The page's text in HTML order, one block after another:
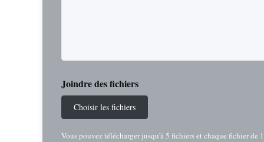
Joindre des fichiers
Choisir les fichiers
Vous pouvez télécharger jusqu'à 5 fichiers et chaque fichier de